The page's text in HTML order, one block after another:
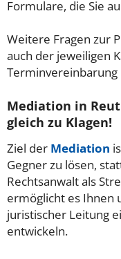
Formulare, die Sie
Weitere Fragen zur
auch der jeweiligen
Terminvereinbarung
Mediation in
gleich zu Klagen!
Ziel der Mediation
Gegner zu lösen,
Rechtsanwalt als
ermöglicht es Ihnen
juristischer Leitung
entwickeln.